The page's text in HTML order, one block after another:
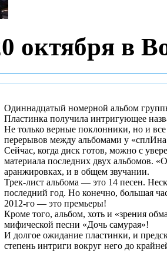
октября в
Одиннадцатый номерной альбом
Пластинка получила интригующее
Не только верные поклонники, но и
перерывов между альбомами у
Сейчас, когда диск готов, можно с
материала последних двух альбомов.
аранжировках, и в общем звучании.
Трек-лист альбома — это 14 песен.
последний год. Но конечно, большая
2012-го — это премьеры!
Кроме того, альбом, хоть и «зрения
мифической песни «Дочь самурая»!
И долгое ожидание пластинки, и
степень интриги вокруг него до